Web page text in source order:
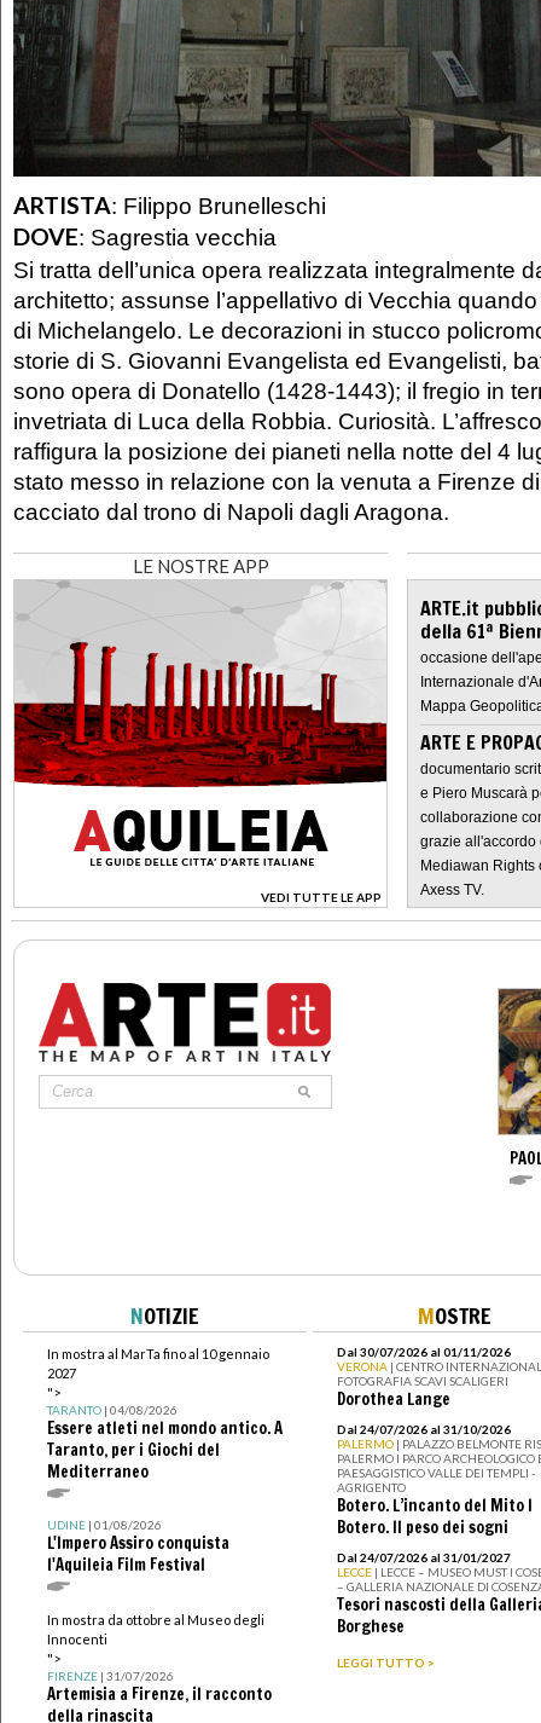
ARTISTA: Filippo Brunelleschi
DOVE: Sagrestia vecchia
Si tratta dell’unica opera realizzata integralmente
architetto; assunse l’appellativo di Vecchia
di Michelangelo. Le decorazioni in stucco
storie di S. Giovanni Evangelista ed Evangelisti,
sono opera di Donatello (1428-1443); il fregio in
invetriata di Luca della Robbia. Curiosità.
raffigura la posizione dei pianeti nella notte del 4
stato messo in relazione con la venuta a Firenze
cacciato dal trono di Napoli dagli Aragona.
LE NOSTRE APP
VEDI TUTTE LE APP
>
ARTE.it
della 61ª
occasione
Internazionale
Mappa
ARTE E
documentario
e Piero Muscarà
collaborazione
grazie all'accordo
Mediawan Rights
Axess TV.
NOTIZIE
In mostra al MarTa fino al 10 gennaio
2027
">
TARANTO| 04/08/2026
Essere atleti nel mondo antico. A
Taranto, per i Giochi del
Mediterraneo
UDINE| 01/08/2026
L'Impero Assiro conquista
l'Aquileia Film Festival
In mostra da ottobre al Museo degli
Innocenti
">
FIRENZE| 31/07/2026
Artemisia a Firenze, il racconto
della rinascita
MOSTRE
Dal 30/07/2026 al 01/11/2026
VERONA | CENTRO
FOTOGRAFIA SCAVI SCALIGERI
Dorothea Lange
Dal 24/07/2026 al 31/10/2026
PALERMO | PALAZZO BELMONTE
PALERMO I PARCO ARCHEOLOGICO
PAESAGGISTICO VALLE DEI TEMPLI -
AGRIGENTO
Botero. L’incanto del Mito I
Botero. Il peso dei sogni
Dal 24/07/2026 al 31/01/2027
LECCE | LECCE – MUSEO MUST I
– GALLERIA NAZIONALE DI
Tesori nascosti della
Borghese
LEGGI TUTTO >